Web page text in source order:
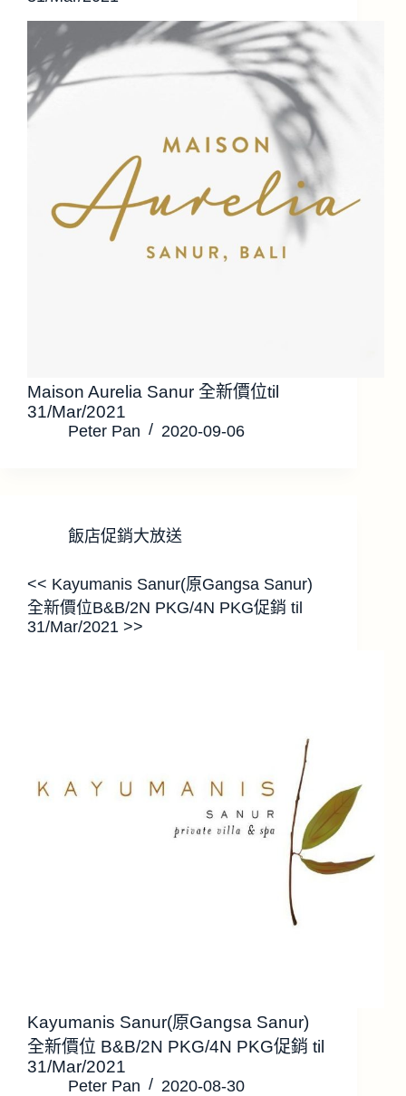
Maison Aurelia Sanur 全新價位til
31/Mar/2021
Peter Pan 2020-09-06
飯店促銷大放送
<< Kayumanis Sanur(原Gangsa Sanur)
全新價位B&B/2N PKG/4N PKG促銷 til
31/Mar/2021 >>
Kayumanis Sanur(原Gangsa Sanur)
全新價位 B&B/2N PKG/4N PKG促銷 til
31/Mar/2021
Peter Pan 2020-08-30